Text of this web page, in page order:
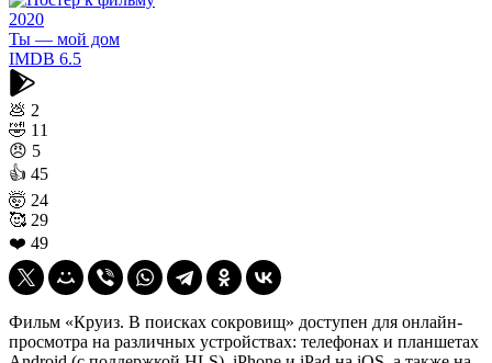
2020
Ты — мой дом
IMDB 6.5
💩 2
🤣 11
😠 5
👍 45
🤯 24
🥰 29
❤️ 49
Фильм «Круиз. В поисках сокровищ» доступен для онлайн-
просмотра на различных устройствах: телефонах и планшетах